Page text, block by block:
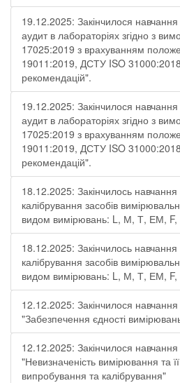
19.12.2025: Закінчилося
аудит в лабораторіях згідно з
17025:2019 з врахуванням
19011:2019, ДСТУ ISO
рекомендацій".
19.12.2025: Закінчилося
аудит в лабораторіях згідно з
17025:2019 з врахуванням
19011:2019, ДСТУ ISO
рекомендацій".
18.12.2025: Закінчилось
калібрування засобів
видом вимірювань: L, М, Т, ЕМ, F,
18.12.2025: Закінчилось
калібрування засобів
видом вимірювань: L, М, Т, ЕМ, F,
12.12.2025: Закінчилося
"Забезпечення єдності
12.12.2025: Закінчилося
"Невизначеність вимірювання та
випробування та калібрування"